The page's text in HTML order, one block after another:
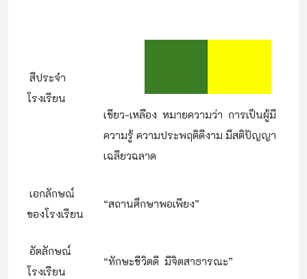
สีประจำ
โรงเรียน
เขียว-เหลือง หมายความว่า การเป็นผู้มี
ความรู้ ความประพฤติดีงาม มีสติปัญญา
เฉลียวฉลาด
เอกลักษณ์
ของโรงเรียน
“สถานศึกษาพอเพียง”
อัตลักษณ์
โรงเรียน
“ทักษะชีวิตดี มีจิตสาธารณะ”